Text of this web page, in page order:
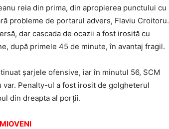
reia din prima, din apropierea punctului cu
probleme de portarul advers, Flaviu Croitoru.
dar cascada de ocazii a fost irosită cu
după primele 45 de minute, în avantaj fragil.
şarjele ofensive, iar în minutul 56, SCM
Penalty-ul a fost irosit de golgheterul
din dreapta al porţii.